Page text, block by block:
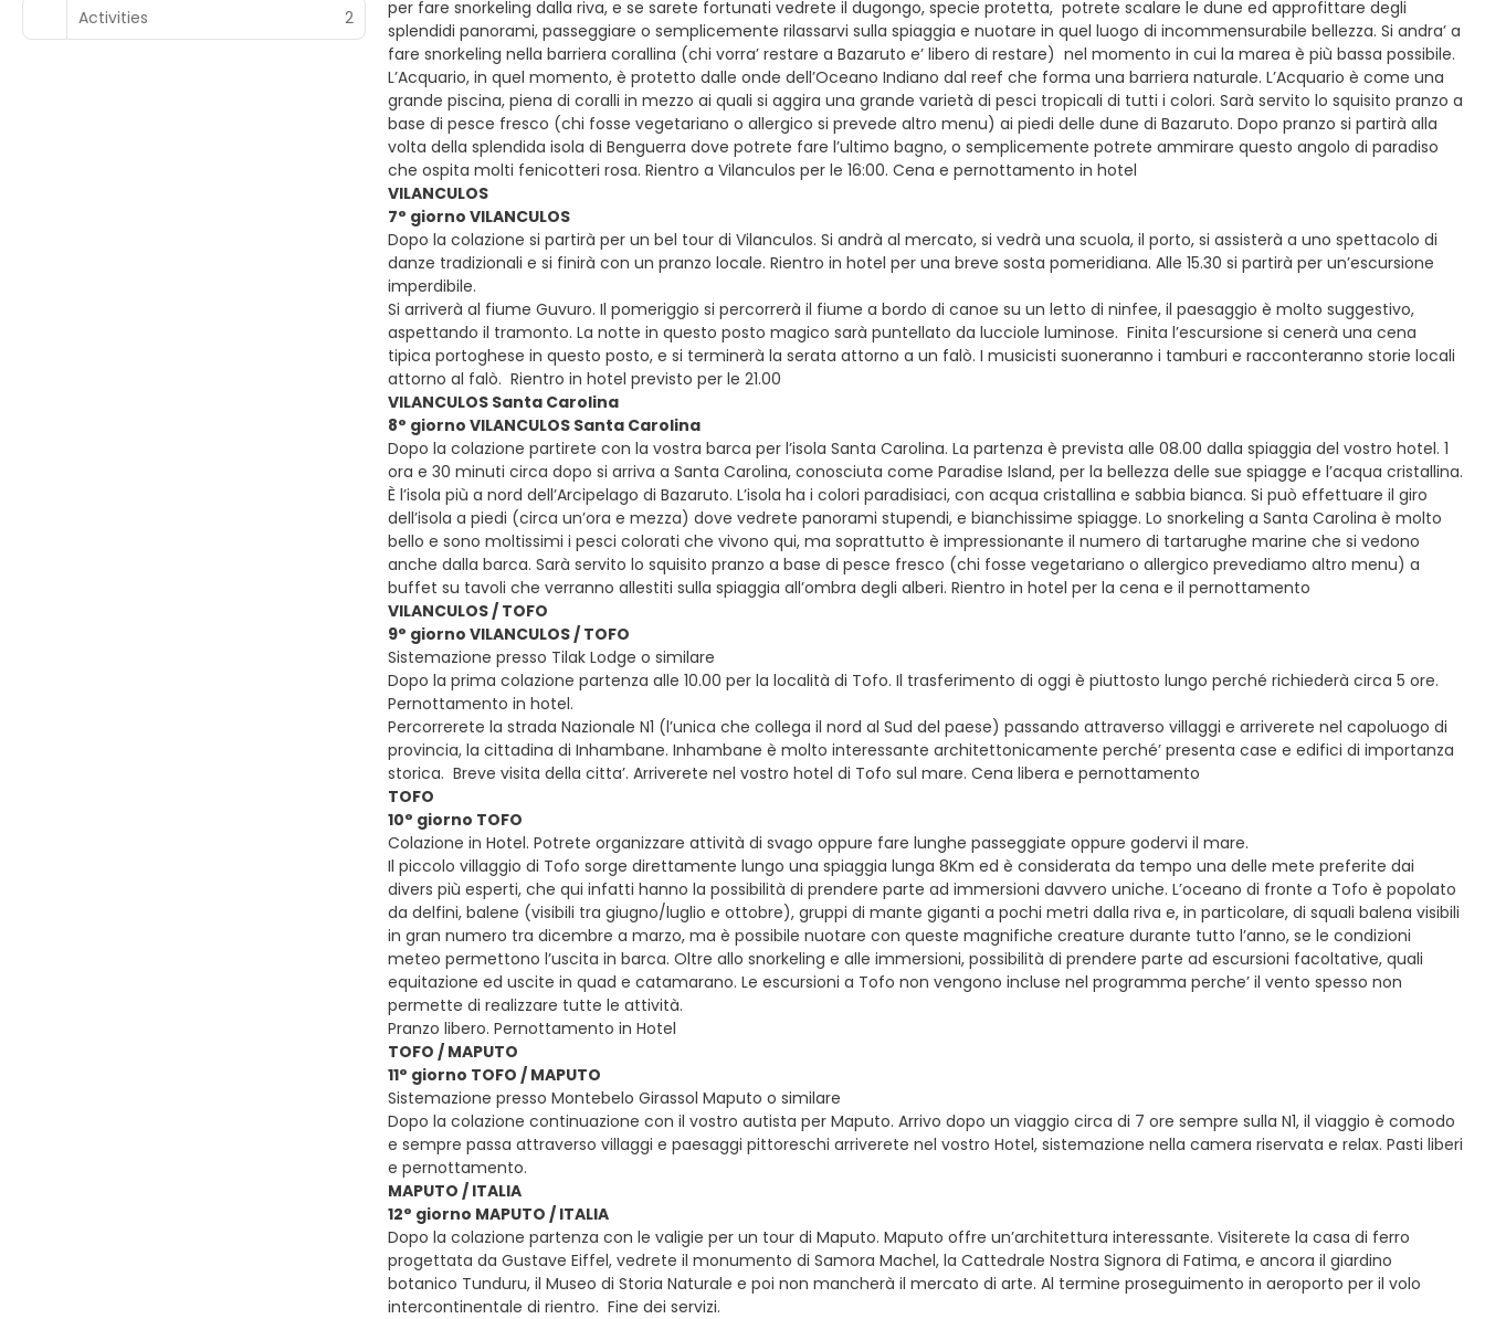
Activities 2
per fare snorkeling dalla riva, e se sarete fortunati vedrete il dugongo, specie protetta, potrete scalare le dune ed approfittare degli
splendidi panorami, passeggiare o semplicemente rilassarvi sulla spiaggia e nuotare in quel luogo di incommensurabile bellezza. Si andra’ a
fare snorkeling nella barriera corallina (chi vorra’ restare a Bazaruto e’ libero di restare) nel momento in cui la marea è più bassa possibile.
L’Acquario, in quel momento, è protetto dalle onde dell’Oceano Indiano dal reef che forma una barriera naturale. L’Acquario è come una
grande piscina, piena di coralli in mezzo ai quali si aggira una grande varietà di pesci tropicali di tutti i colori. Sarà servito lo squisito pranzo a
base di pesce fresco (chi fosse vegetariano o allergico si prevede altro menu) ai piedi delle dune di Bazaruto. Dopo pranzo si partirà alla
volta della splendida isola di Benguerra dove potrete fare l’ultimo bagno, o semplicemente potrete ammirare questo angolo di paradiso
che ospita molti fenicotteri rosa. Rientro a Vilanculos per le 16:00. Cena e pernottamento in hotel
VILANCULOS
7° giorno VILANCULOS
Dopo la colazione si partirà per un bel tour di Vilanculos. Si andrà al mercato, si vedrà una scuola, il porto, si assisterà a uno spettacolo di
danze tradizionali e si finirà con un pranzo locale. Rientro in hotel per una breve sosta pomeridiana. Alle 15.30 si partirà per un’escursione
imperdibile.
Si arriverà al fiume Guvuro. Il pomeriggio si percorrerà il fiume a bordo di canoe su un letto di ninfee, il paesaggio è molto suggestivo,
aspettando il tramonto. La notte in questo posto magico sarà puntellato da lucciole luminose. Finita l’escursione si cenerà una cena
tipica portoghese in questo posto, e si terminerà la serata attorno a un falò. I musicisti suoneranno i tamburi e racconteranno storie locali
attorno al falò. Rientro in hotel previsto per le 21.00
VILANCULOS Santa Carolina
8° giorno VILANCULOS Santa Carolina
Dopo la colazione partirete con la vostra barca per l’isola Santa Carolina. La partenza è prevista alle 08.00 dalla spiaggia del vostro hotel. 1
ora e 30 minuti circa dopo si arriva a Santa Carolina, conosciuta come Paradise Island, per la bellezza delle sue spiagge e l’acqua cristallina.
È l’isola più a nord dell’Arcipelago di Bazaruto. L’isola ha i colori paradisiaci, con acqua cristallina e sabbia bianca. Si può effettuare il giro
dell’isola a piedi (circa un’ora e mezza) dove vedrete panorami stupendi, e bianchissime spiagge. Lo snorkeling a Santa Carolina è molto
bello e sono moltissimi i pesci colorati che vivono qui, ma soprattutto è impressionante il numero di tartarughe marine che si vedono
anche dalla barca. Sarà servito lo squisito pranzo a base di pesce fresco (chi fosse vegetariano o allergico prevediamo altro menu) a
buffet su tavoli che verranno allestiti sulla spiaggia all’ombra degli alberi. Rientro in hotel per la cena e il pernottamento
VILANCULOS / TOFO
9° giorno VILANCULOS / TOFO
Sistemazione presso Tilak Lodge o similare
Dopo la prima colazione partenza alle 10.00 per la località di Tofo. Il trasferimento di oggi è piuttosto lungo perché richiederà circa 5 ore.
Pernottamento in hotel.
Percorrerete la strada Nazionale N1 (l’unica che collega il nord al Sud del paese) passando attraverso villaggi e arriverete nel capoluogo di
provincia, la cittadina di Inhambane. Inhambane è molto interessante architettonicamente perché’ presenta case e edifici di importanza
storica. Breve visita della citta’. Arriverete nel vostro hotel di Tofo sul mare. Cena libera e pernottamento
TOFO
10° giorno TOFO
Colazione in Hotel. Potrete organizzare attività di svago oppure fare lunghe passeggiate oppure godervi il mare.
Il piccolo villaggio di Tofo sorge direttamente lungo una spiaggia lunga 8Km ed è considerata da tempo una delle mete preferite dai
divers più esperti, che qui infatti hanno la possibilità di prendere parte ad immersioni davvero uniche. L’oceano di fronte a Tofo è popolato
da delfini, balene (visibili tra giugno/luglio e ottobre), gruppi di mante giganti a pochi metri dalla riva e, in particolare, di squali balena visibili
in gran numero tra dicembre a marzo, ma è possibile nuotare con queste magnifiche creature durante tutto l’anno, se le condizioni
meteo permettono l’uscita in barca. Oltre allo snorkeling e alle immersioni, possibilità di prendere parte ad escursioni facoltative, quali
equitazione ed uscite in quad e catamarano. Le escursioni a Tofo non vengono incluse nel programma perche’ il vento spesso non
permette di realizzare tutte le attività.
Pranzo libero. Pernottamento in Hotel
TOFO / MAPUTO
11° giorno TOFO / MAPUTO
Sistemazione presso Montebelo Girassol Maputo o similare
Dopo la colazione continuazione con il vostro autista per Maputo. Arrivo dopo un viaggio circa di 7 ore sempre sulla N1, il viaggio è comodo
e sempre passa attraverso villaggi e paesaggi pittoreschi arriverete nel vostro Hotel, sistemazione nella camera riservata e relax. Pasti liberi
e pernottamento.
MAPUTO / ITALIA
12° giorno MAPUTO / ITALIA
Dopo la colazione partenza con le valigie per un tour di Maputo. Maputo offre un’architettura interessante. Visiterete la casa di ferro
progettata da Gustave Eiffel, vedrete il monumento di Samora Machel, la Cattedrale Nostra Signora di Fatima, e ancora il giardino
botanico Tunduru, il Museo di Storia Naturale e poi non mancherà il mercato di arte. Al termine proseguimento in aeroporto per il volo
intercontinentale di rientro. Fine dei servizi.